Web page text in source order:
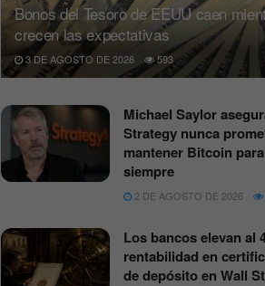
Bonos del Tesoro de EEUU caen
crecen las expectativas
3 DE AGOSTO DE 2026 593
Michael Saylor
Strategy nunca
mantener Bitcoin para
siempre
2 DE AGOSTO DE 2026
Los bancos elevan al
rentabilidad en
de depósito en Wall